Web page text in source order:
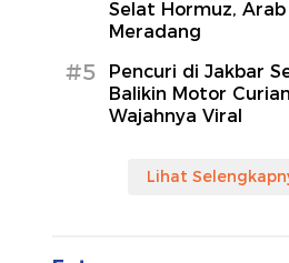
Selat Hormuz, Arab
Meradang
#5
Pencuri di Jakbar
Balikin Motor
Wajahnya Viral
Lihat